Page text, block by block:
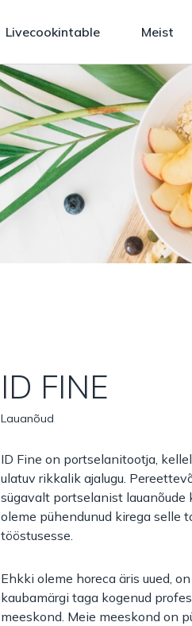
Livecookintable Meist
ID FINE
Lauanõud
ID Fine on portselanitootja,
ulatuv rikkalik ajalugu.
sügavalt portselanist lauanõude
oleme pühendunud kirega selle
tööstusesse.
Ehkki oleme horeca äris uued, on
kaubamärgi taga kogenud
meeskond. Meie meeskond on